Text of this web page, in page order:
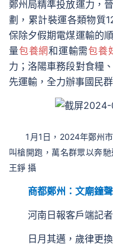
鄭州局精準投放運力，
劃，累計裝運各類物質
保除夕假期電煤運輸的
量包養網和運輸需包養
力；洛陽車務段對食糧
先運輸，全力辦事國民
1月1日，2024年鄭州市
叫槍開跑，萬名群眾以奔
王錚 攝
商都鄭州：文廟鐘聲
河南日報客戶端記者
日月其邁，歲律更換